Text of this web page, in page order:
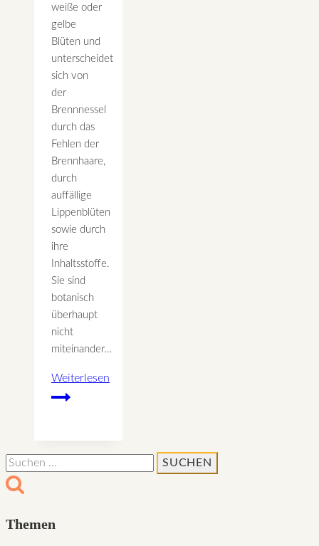
weiße oder
gelbe
Blüten und
unterscheidet
sich von
der
Brennnessel
durch das
Fehlen der
Brennhaare,
durch
auffällige
Lippenblüten
sowie durch
ihre
Inhaltsstoffe.
Sie sind
botanisch
überhaupt
nicht
miteinander…
Weiterlesen
Taubennessel
Suchen
nach:
Themen